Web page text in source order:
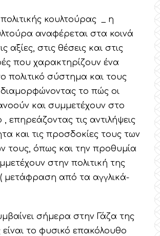
κουλτούρας _ η
αναφέρεται στα κοινά
αξίες, στις θέσεις και στις
που χαρακτηρίζουν ένα
πολιτικό σύστημα και τους
διαμορφώνοντας το πώς οι
και συμμετέχουν στο
, επηρεάζοντας τις αντιλήψεις
και τις προσδοκίες τους των
τους, όπως και την προθυμία
στην πολιτική της
μετάφραση από τα αγγλικά-
σήμερα στην Γάζα της
είναι το φυσικό επακόλουθο